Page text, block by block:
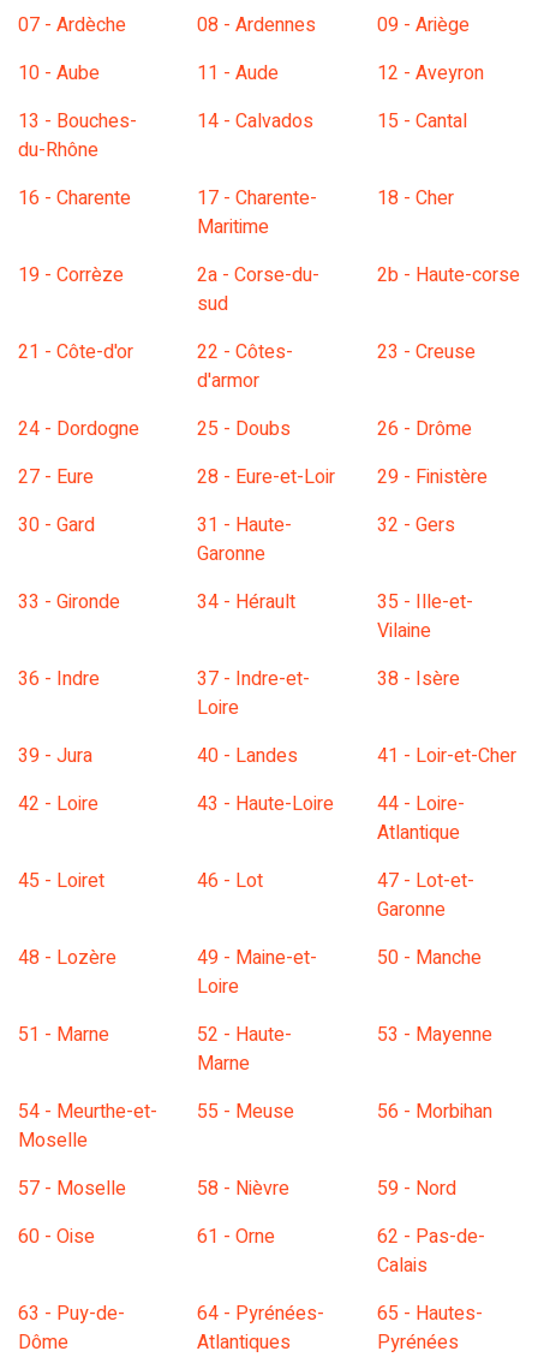
07 - Ardèche
08 - Ardennes
09 - Ariège
10 - Aube
11 - Aude
12 - Aveyron
13 - Bouches-
du-Rhône
14 - Calvados 15 - Cantal
16 - Charente
17 - Charente-
Maritime
18 - Cher
19 - Corrèze
2a - Corse-du-
sud
2b - Haute-corse
21 - Côte-d'or
22 - Côtes-
d'armor
23 - Creuse
24 - Dordogne 25 - Doubs
26 - Drôme
27 - Eure
28 - Eure-et-Loir
29 - Finistère
30 - Gard
31 - Haute-
Garonne
32 - Gers
33 - Gironde 34 - Hérault
35 - Ille-et-
Vilaine
36 - Indre
37 - Indre-et-
Loire
38 - Isère
39 - Jura 40 - Landes
41 - Loir-et-Cher
42 - Loire
43 - Haute-Loire
44 - Loire-
Atlantique
45 - Loiret
46 - Lot
47 - Lot-et-
Garonne
48 - Lozère
49 - Maine-et-
Loire
50 - Manche
51 - Marne
52 - Haute-
Marne
53 - Mayenne
54 - Meurthe-et-
Moselle
55 - Meuse 56 - Morbihan
57 - Moselle 58 - Nièvre
59 - Nord
60 - Oise
61 - Orne
62 - Pas-de-
Calais
63 - Puy-de-
Dôme
64 - Pyrénées-
Atlantiques
65 - Hautes-
Pyrénées